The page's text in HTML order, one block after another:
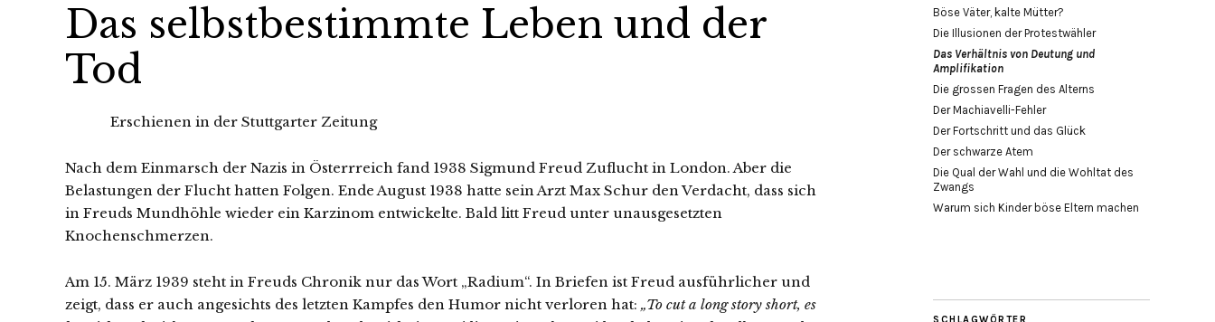
Das selbstbestimmte Leben und der
Tod
Erschienen in der Stuttgarter Zeitung
Nach dem Einmarsch der Nazis in Österrreich fand 1938 Sigmund Freud Zuflucht in London. Aber die
Belastungen der Flucht hatten Folgen. Ende August 1938 hatte sein Arzt Max Schur den Verdacht, dass sich
in Freuds Mundhöhle wieder ein Karzinom entwickelte. Bald litt Freud unter unausgesetzten
Knochenschmerzen.
Am 15. März 1939 steht in Freuds Chronik nur das Wort „Radium“. In Briefen ist Freud ausführlicher und
zeigt, dass er auch angesichts des letzten Kampfes den Humor nicht verloren hat: „To cut a long story short, es
Böse Väter, kalte Mütter?
Die Illusionen der Protestwähler
Das Verhältnis von Deutung und
Amplifikation
Die grossen Fragen des Alterns
Der Machiavelli-Fehler
Der Fortschritt und das Glück
Der schwarze Atem
Die Qual der Wahl und die Wohltat des
Zwangs
Warum sich Kinder böse Eltern machen